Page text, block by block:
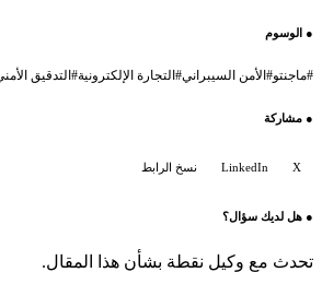
●الوسوم
ماجنتو#الأمن السيبراني# التجارة الإلكترونية#التدقيق الأمني#
●مشاركة
LinkedIn نسخ الرابط
●هل لديك سؤال؟
تحدث مع وكيل نقطة بشأن هذا المقال.